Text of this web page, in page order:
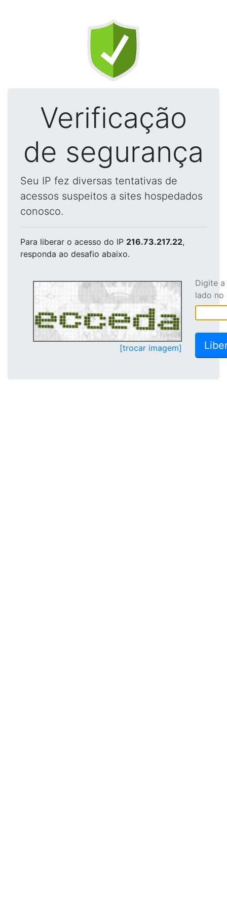
Verificação
de segurança
Seu IP fez diversas tentativas de
acessos suspeitos a sites hospedados
conosco.
Para liberar o acesso do IP 216.73.217.22,
responda ao desafio abaixo.
[trocar imagem]
Digite
lado no